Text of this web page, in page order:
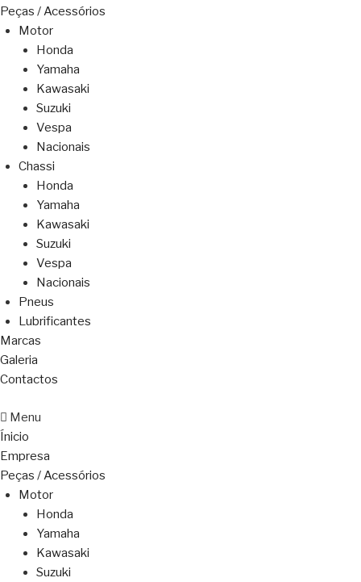
Peças / Acessórios
Motor
Honda
Yamaha
Kawasaki
Suzuki
Vespa
Nacionais
Chassi
Honda
Yamaha
Kawasaki
Suzuki
Vespa
Nacionais
Pneus
Lubrificantes
Marcas
Galeria
Contactos
Menu
Ínicio
Empresa
Peças / Acessórios
Motor
Honda
Yamaha
Kawasaki
Suzuki